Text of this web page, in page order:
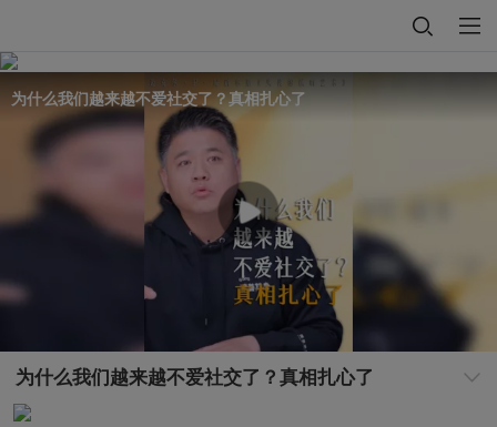
为什么我们越来越不爱社交了？真相扎心了
为什么我们越来越不爱社交了？真相扎心了